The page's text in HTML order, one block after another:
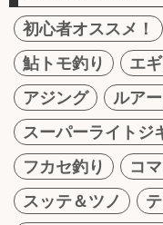
初心者オススメ！
鮎トモ釣り
エ
アジング
ルア
スーパーライトジ
フカセ釣り
コ
スッテ＆ツノ